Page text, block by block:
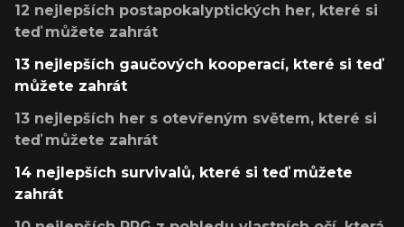
12 nejlepších postapokalyptických her, které si
teď můžete zahrát
13 nejlepších gaučových kooperací, které si teď
můžete zahrát
13 nejlepších her s otevřeným světem, které si
teď můžete zahrát
14 nejlepších survivalů, které si teď můžete
zahrát